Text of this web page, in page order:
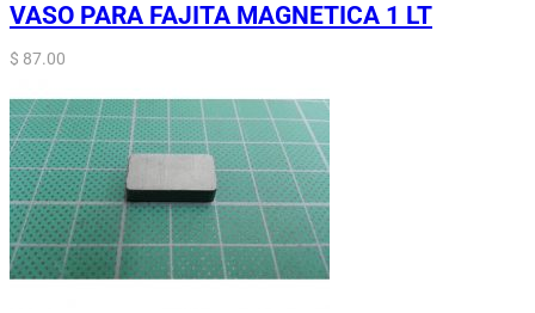
VASO PARA FAJITA MAGNETICA 1 LT
$ 87.00